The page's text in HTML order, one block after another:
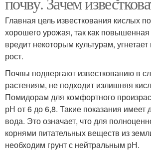
Главная цель известкования кислых
хорошего урожая, так как повышенная
вредит некоторым культурам,
рост.
Почвы подвергают известкованию в
растениям, не подходит излишняя
Помидорам для комфортного
рН от 6 до 6,8. Такие показания имеет
вода. Это означает, что для
корнями питательных веществ из
необходим грунт с нейтральным рН.